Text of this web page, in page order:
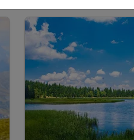
2 x Lunchpaket für
inkl.
täglich Kaffeekränzchen
mit jeweils einem Kaffee
Kuchen
1 x Obstteller auf dem
inkl. Gästekarte
1 x Eierlikör zur
inkl. Nutzung des Pool-